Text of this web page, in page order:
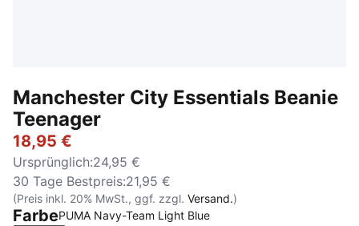
Manchester City Essentials Beanie
Teenager
18,95 €
Ursprünglich:24,95 €
30 Tage Bestpreis:21,95 €
(Preis inkl. 20% MwSt., ggf. zzgl. Versand.)
FarbePUMA Navy-Team Light Blue